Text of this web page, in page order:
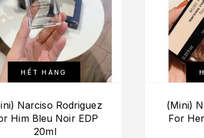
HẾT HÀNG
Narciso Rodriguez
Him Bleu Noir EDP
20ml
(Mini)
For